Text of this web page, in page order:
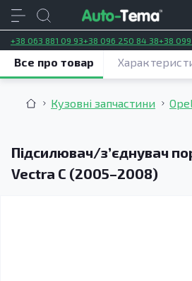
+38 063 881 09 93+38 096 250 84 38+38 099
Кузовні запчастини
Підсилювач/зʼєднувач
Vectra C (2005–2008)
Все про товар